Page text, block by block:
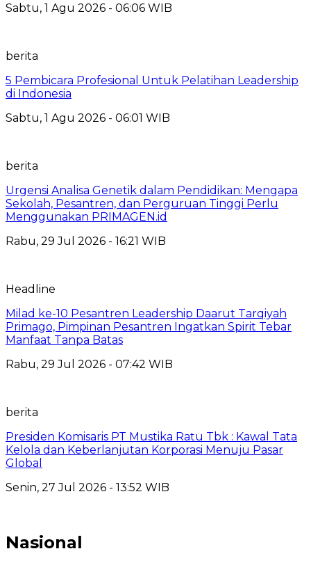
Sabtu, 1 Agu 2026 - 06:06 WIB
berita
5 Pembicara Profesional Untuk Pelatihan Leadership
di Indonesia
Sabtu, 1 Agu 2026 - 06:01 WIB
berita
Urgensi Analisa Genetik dalam Pendidikan: Mengapa
Sekolah, Pesantren, dan Perguruan Tinggi Perlu
Menggunakan PRIMAGEN.id
Rabu, 29 Jul 2026 - 16:21 WIB
Headline
Milad ke-10 Pesantren Leadership Daarut Tarqiyah
Primago, Pimpinan Pesantren Ingatkan Spirit Tebar
Manfaat Tanpa Batas
Rabu, 29 Jul 2026 - 07:42 WIB
berita
Presiden Komisaris PT Mustika Ratu Tbk : Kawal Tata
Kelola dan Keberlanjutan Korporasi Menuju Pasar
Global
Senin, 27 Jul 2026 - 13:52 WIB
Nasional